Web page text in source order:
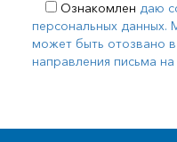
Ознакомлен даю
персональных данных.
может быть отозвано
направления письма